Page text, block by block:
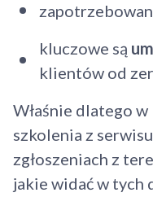
kluczowe są
klientów od
Właśnie dlatego
szkolenia z
zgłoszeniach z
jakie widać w tych